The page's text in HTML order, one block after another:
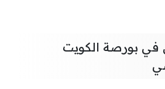
في بورصة الكويت